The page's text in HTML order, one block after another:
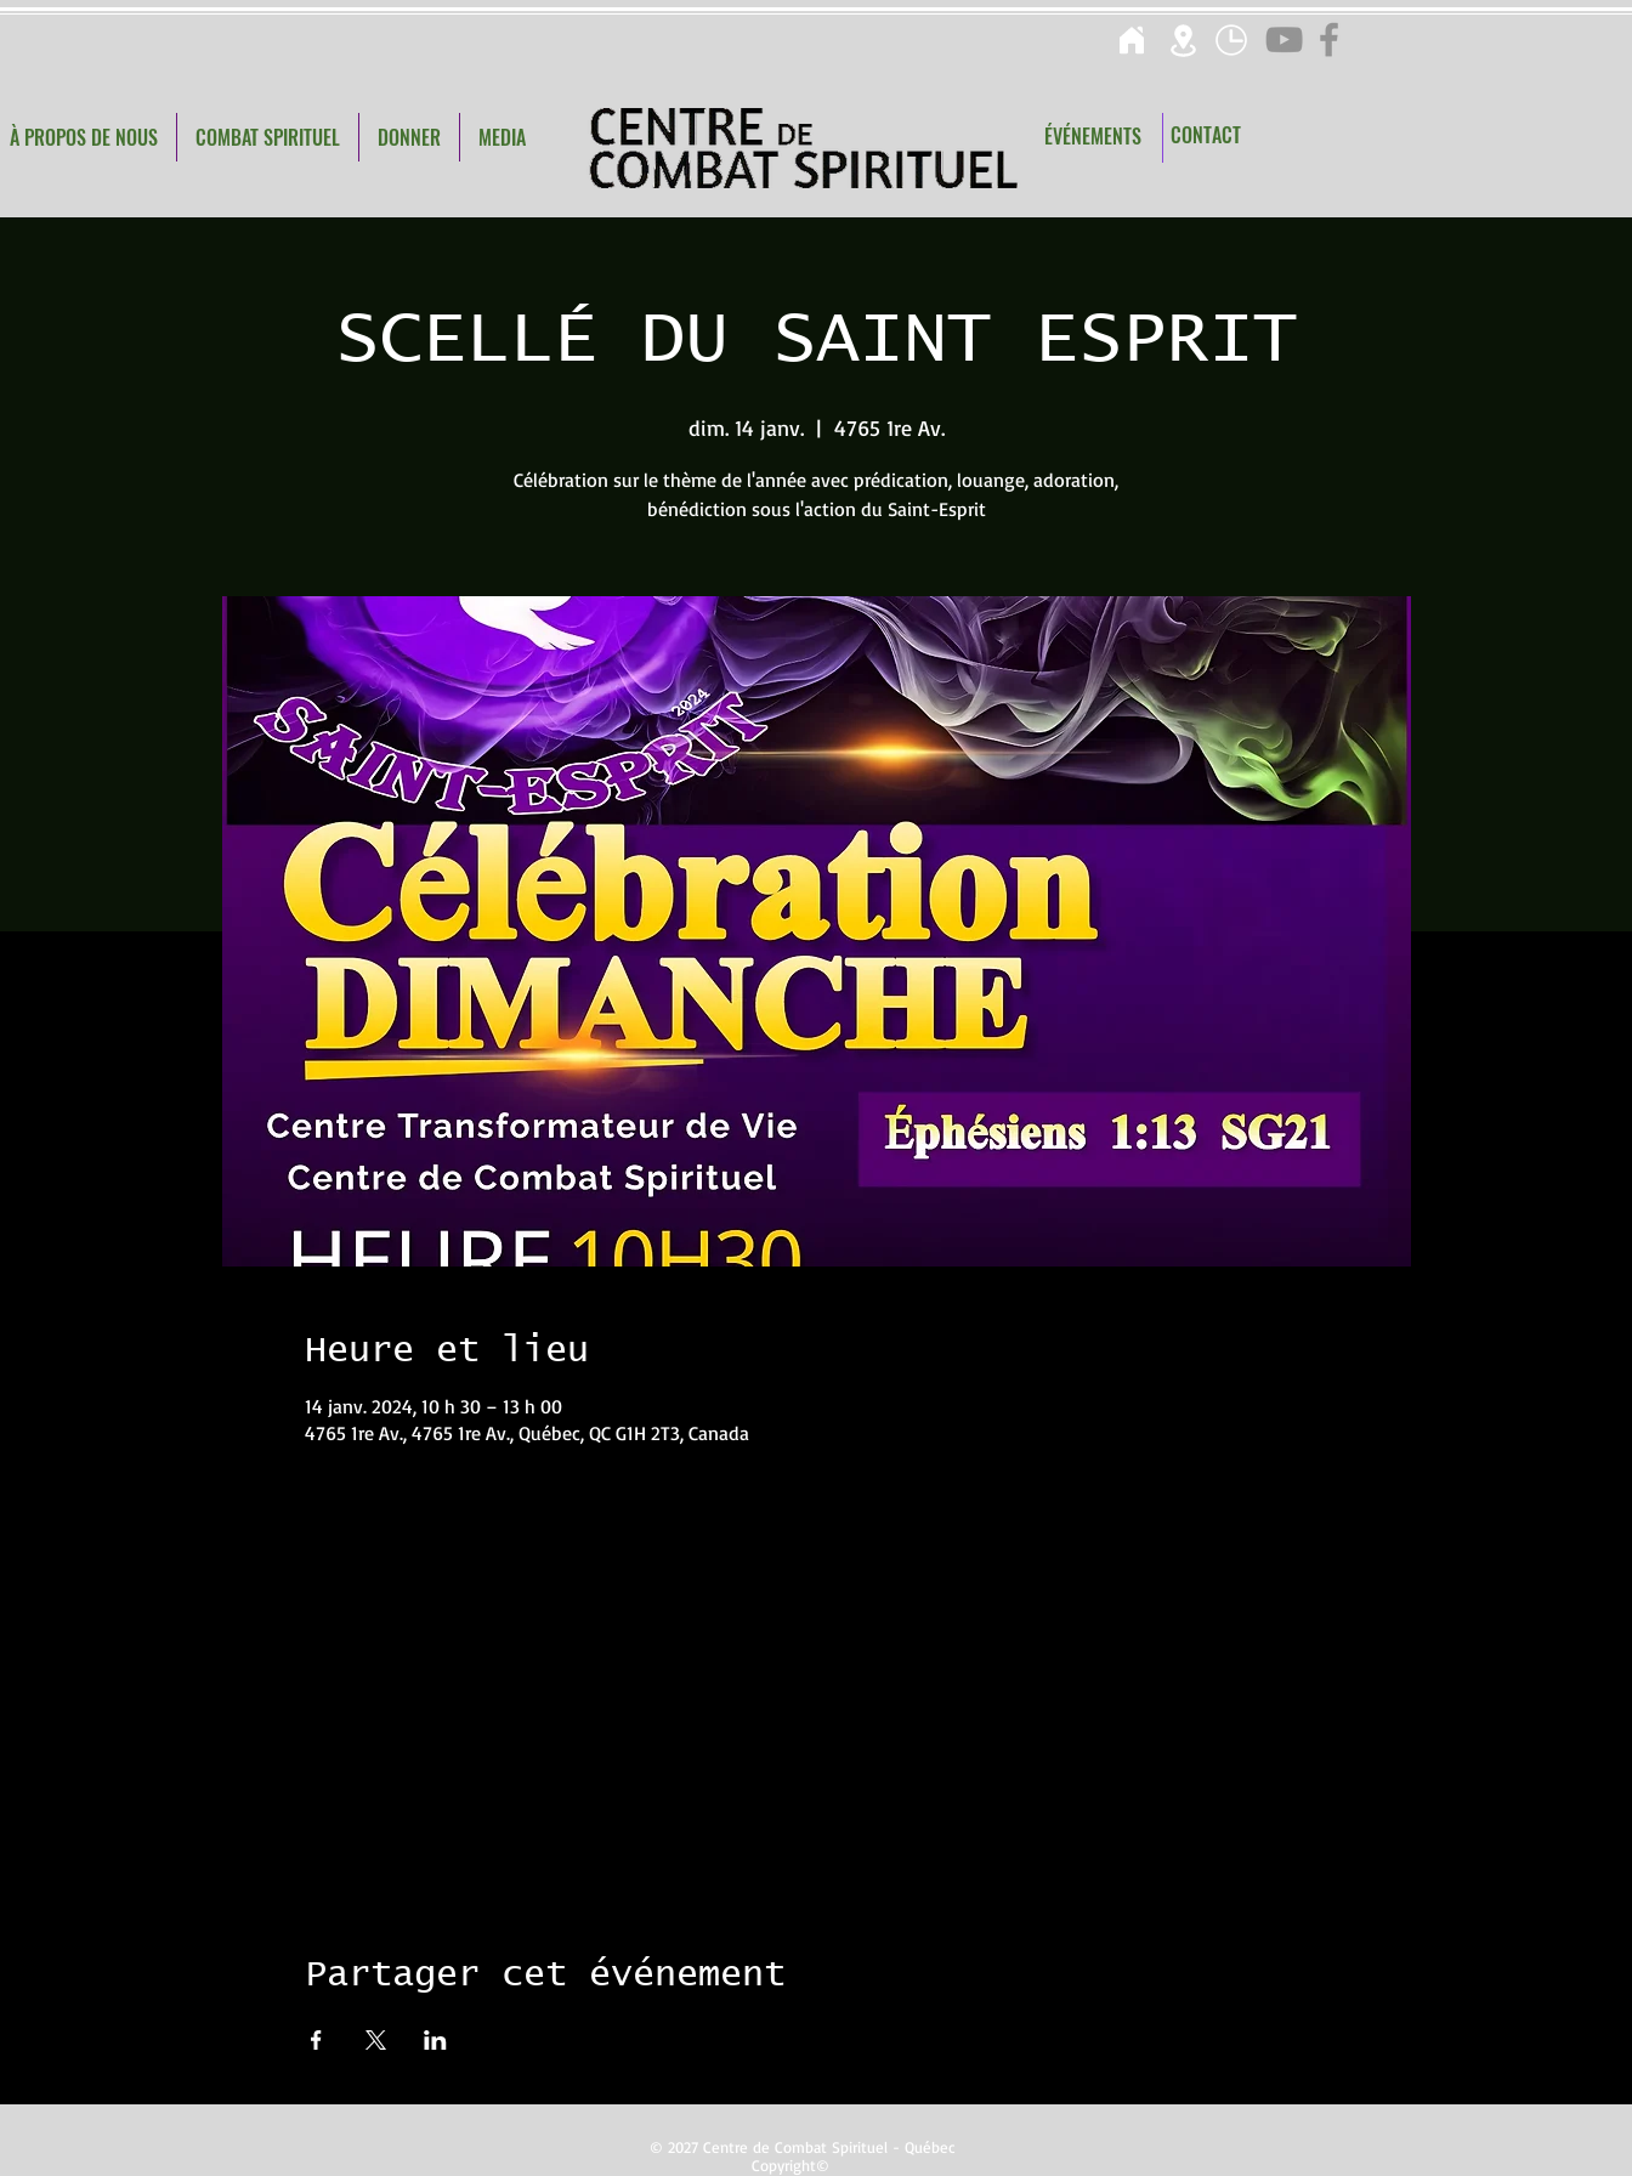
À PROPOS DE NOUS COMBAT SPIRITUEL DONNER MEDIA ÉVÉNEMENTS CONTACT
SCELLÉ DU SAINT ESPRIT
dim. 14 janv.
  |
4765 1re Av.
Célébration sur le thème de l'année avec prédication, louange, adoration,
bénédiction sous l'action du Saint-Esprit
Heure et lieu
14 janv. 2024, 10 h 30 – 13 h 00
4765 1re Av., 4765 1re Av., Québec, QC G1H 2T3, Canada
Partager cet événement
© 2027 Centre de Combat Spirituel - Québec
Copyright©